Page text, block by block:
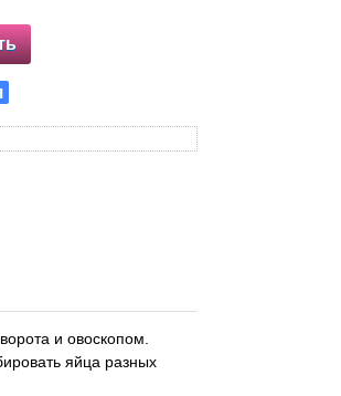
и овоскопом.
яйца разных